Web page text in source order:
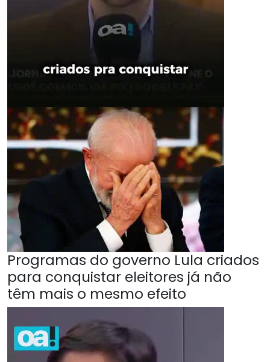
Programas do governo Lula criados
para conquistar eleitores já não
têm mais o mesmo efeito